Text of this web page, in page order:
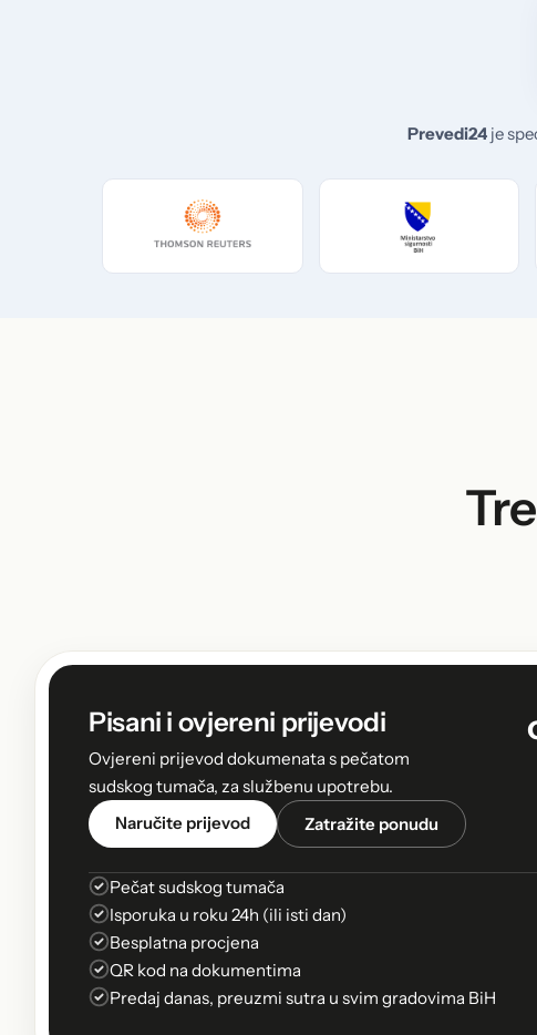
Prevedi24je
Pisani i ovjereni prijevodi
Ovjereni prijevod dokumenata s pečatom
sudskog tumača, za službenu upotrebu.
Naručite prijevod Zatražite ponudu
Pečat sudskog tumača
Isporuka u roku 24h (ili isti dan)
Besplatna procjena
QR kod na dokumentima
Predaj danas, preuzmi sutra u svim gradovima BiH